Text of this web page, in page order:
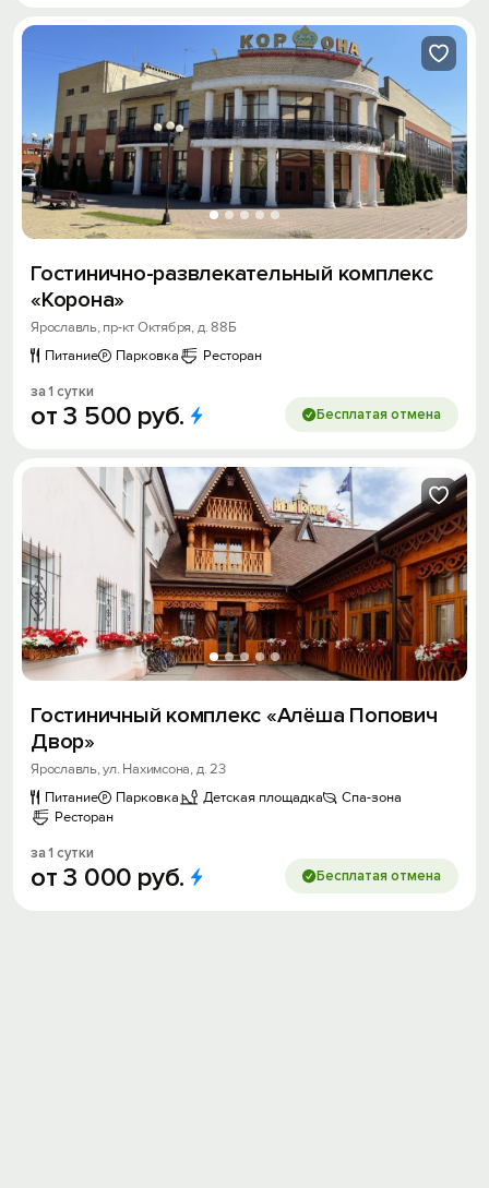
Гостинично-развлекательный комплекс
«Корона»
Ярославль, пр-кт Октября, д. 88Б
Питание
Парковка Ресторан
за 1 сутки
от3 500 руб. Бесплатая отмена
Гостиничный комплекс «Алёша Попович
Двор»
Ярославль, ул. Нахимсона, д. 23
Питание
Парковка Детская площадка
Спа-зона
Ресторан
за 1 сутки
от3 000 руб. Бесплатая отмена